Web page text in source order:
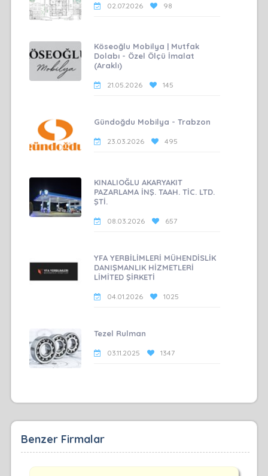
02.07.2026 98
Köseoğlu Mobilya | Mutfak
Dolabı - Özel Ölçü İmalat
(Araklı)
21.05.2026 145
Gündoğdu Mobilya - Trabzon
23.03.2026 495
KINALIOĞLU AKARYAKIT
PAZARLAMA İNŞ. TAAH. TİC. LTD.
ŞTİ.
08.03.2026 657
YFA YERBİLİMLERİ MÜHENDİSLİK
DANIŞMANLIK HİZMETLERİ
LİMİTED ŞİRKETİ
04.01.2026 1025
Tezel Rulman
03.11.2025 1347
Benzer Firmalar